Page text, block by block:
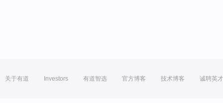
关于有道 Investors 有道智选 官方博客 技术博客 诚聘英才